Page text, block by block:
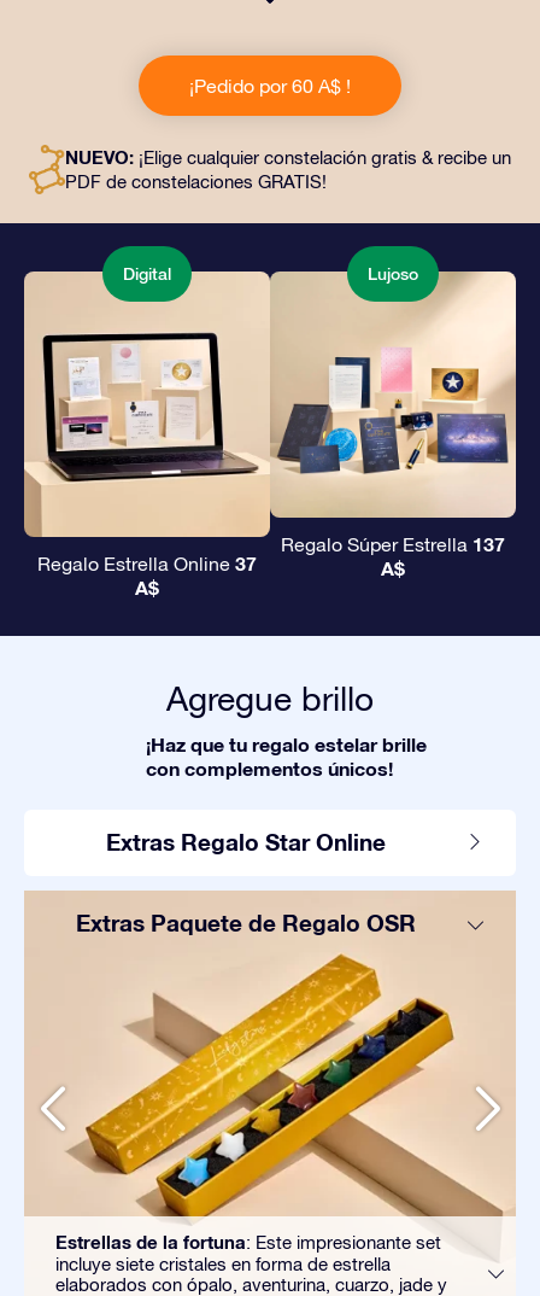
OSR! Este regalo incluye un bonito sobre y documentos
personalizados enviados a la dirección que elijas,
además de documentos digitales y el uso gratuito de
obsequiar un regalo eterno a amigos y seres queridos.
¡Pedido por 60 A$ !
NUEVO: ¡Elige cualquier constelación gratis & recibe un
PDF de constelaciones GRATIS!
Digital
Regalo Estrella Online 37
A$
Lujoso
Regalo Súper Estrella 137
A$
Agregue brillo
¡Haz que tu regalo estelar brille
con complementos únicos!
Extras Regalo Star Online
Extras Paquete de Regalo OSR
Estrellas de la fortuna: Este impresionante set
incluye siete cristales en forma de estrella
elaborados con ópalo, aventurina, cuarzo, jade y